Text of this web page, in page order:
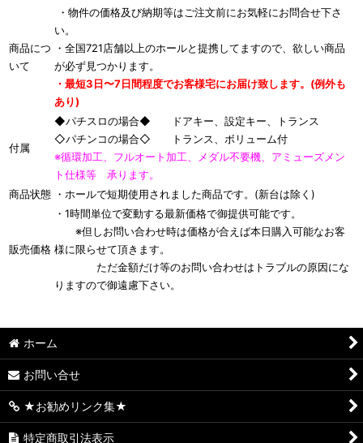
商品につ
いて
・物件の価格及び納期等はご注文前にお気軽にお問合せ下さ
い。
・全国721店舗以上のホールと提携してますので、欲しい商品
が必ず見つかります。
・最短3日〜7日間程度でお客様宅にお届け致します。(例外も
あり)
付属
◆パチスロの場合◆ ドアキー、設定キー、トランス
◇パチンコの場合◇ トランス、ボリューム付
※循環加工、フルオート加工、メダル不要機、アミューズメン
ト仕様等 承ります。
商品状態 ・ホールで短期使用されました商品です。(新台は除く)
販売価格
・1時間単位で変動する最新価格で御提供可能です。
※但しお問い合わせ時は価格が合えば本日購入可能なお客
様に限らせて頂きます。
ただ金額だけ等のお問い合わせはトラブルの原因にな
りますので御遠慮下さい。
ホーム
お問い合せ
★お勧めリンク集★
特定商取引法表示